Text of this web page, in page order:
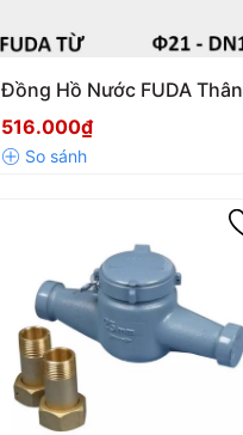
Đồng Hồ Nước FUDA Thân
Gang Nối Ren – Loại Từ Cấp
B, Độ Chính Xác Cao
516.000₫